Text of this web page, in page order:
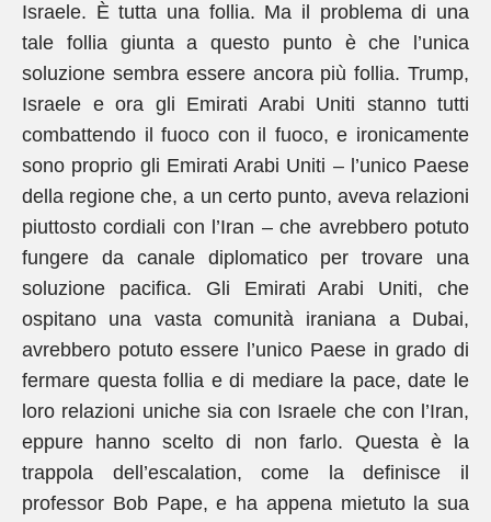
Israele. È tutta una follia. Ma il problema di una
tale follia giunta a questo punto è che l’unica
soluzione sembra essere ancora più follia. Trump,
Israele e ora gli Emirati Arabi Uniti stanno tutti
combattendo il fuoco con il fuoco, e ironicamente
sono proprio gli Emirati Arabi Uniti – l’unico Paese
della regione che, a un certo punto, aveva relazioni
piuttosto cordiali con l’Iran – che avrebbero potuto
fungere da canale diplomatico per trovare una
soluzione pacifica. Gli Emirati Arabi Uniti, che
ospitano una vasta comunità iraniana a Dubai,
avrebbero potuto essere l’unico Paese in grado di
fermare questa follia e di mediare la pace, date le
loro relazioni uniche sia con Israele che con l’Iran,
eppure hanno scelto di non farlo. Questa è la
trappola dell’escalation, come la definisce il
professor Bob Pape, e ha appena mietuto la sua